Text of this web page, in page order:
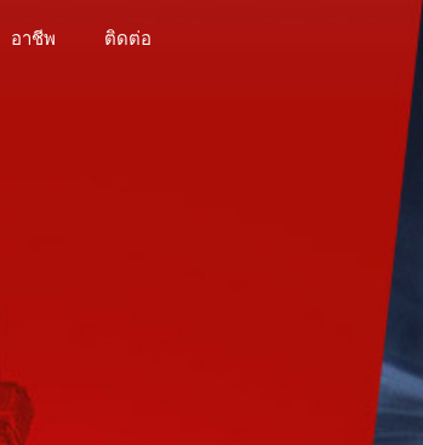
อาชีพ ติดต่อ